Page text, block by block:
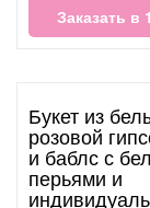
Заказать в
Букет из
розовой
и баблс с
перьями и